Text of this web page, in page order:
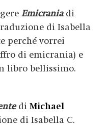
Emicraniadi
di Isabella
perché vorrei
di emicrania) e
libro bellissimo.
di Michael
di Isabella C.